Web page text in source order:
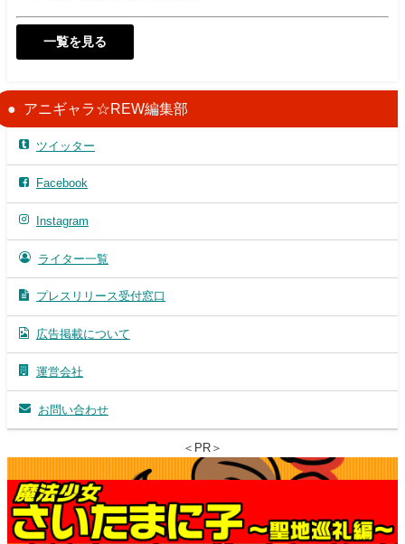
一覧を見る
アニギャラ☆REW編集部
ツイッター
Facebook
Instagram
ライター一覧
プレスリリース受付窓口
広告掲載について
運営会社
お問い合わせ
＜PR＞